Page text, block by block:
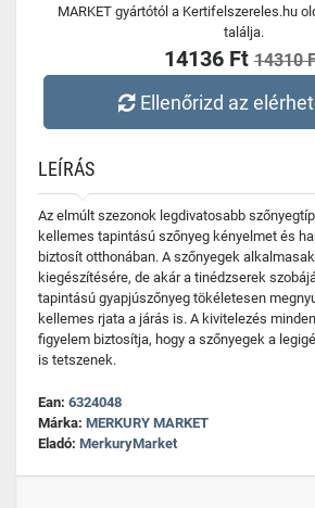
MARKET gyártótól a Kertifelszereles.hu
találja.
14136 Ft 14310
Ellenőrizd az
LEÍRÁS
Az elmúlt szezonok legdivatosabb
kellemes tapintású szőnyeg kényelmet és
biztosít otthonában. A szőnyegek
kiegészítésére, de akár a tinédzserek
tapintású gyapjúszőnyeg tökéletesen
kellemes rjata a járás is. A kivitelezés
figyelem biztosítja, hogy a szőnyegek a
is tetszenek.
Ean: 6324048
Márka: MERKURY MARKET
Eladó: MerkuryMarket